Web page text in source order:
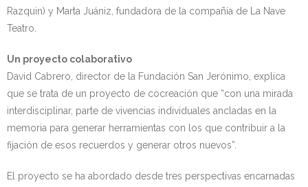
Razquin) y Marta Juániz, fundadora de la compañía de La Nave
Teatro.
Un proyecto colaborativo
David Cabrero, director de la Fundación San Jerónimo, explica
que se trata de un proyecto de cocreación que “con una mirada
interdisciplinar, parte de vivencias individuales ancladas en la
memoria para generar herramientas con los que contribuir a la
fijación de esos recuerdos y generar otros nuevos”.
El proyecto se ha abordado desde tres perspectivas encarnadas